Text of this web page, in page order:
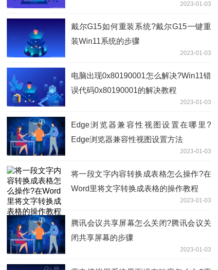
2023-01-03
戴尔G15如何重装系统?戴尔G15一键重
装Win11系统的步骤
2023-01-03
电脑出现0x80190001怎么解决?Win11错
误代码0x80190001的解决教程
2023-01-03
Edge浏览器兼容性视图设置在哪里?
Edge浏览器兼容性视图设置方法
2023-01-03
将一段文字内容转换成表格怎么操作?在
Word里将文字转换成表格的操作教程
2023-01-03
腾讯会议共享屏幕怎么关闭?腾讯会议关
闭共享屏幕的步骤
2023-01-03